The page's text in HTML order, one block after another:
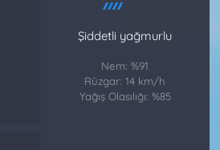
Şiddetli yağmurlu
Nem: %91
Rüzgar: 14 km/h
Yağış Olasılığı: %85